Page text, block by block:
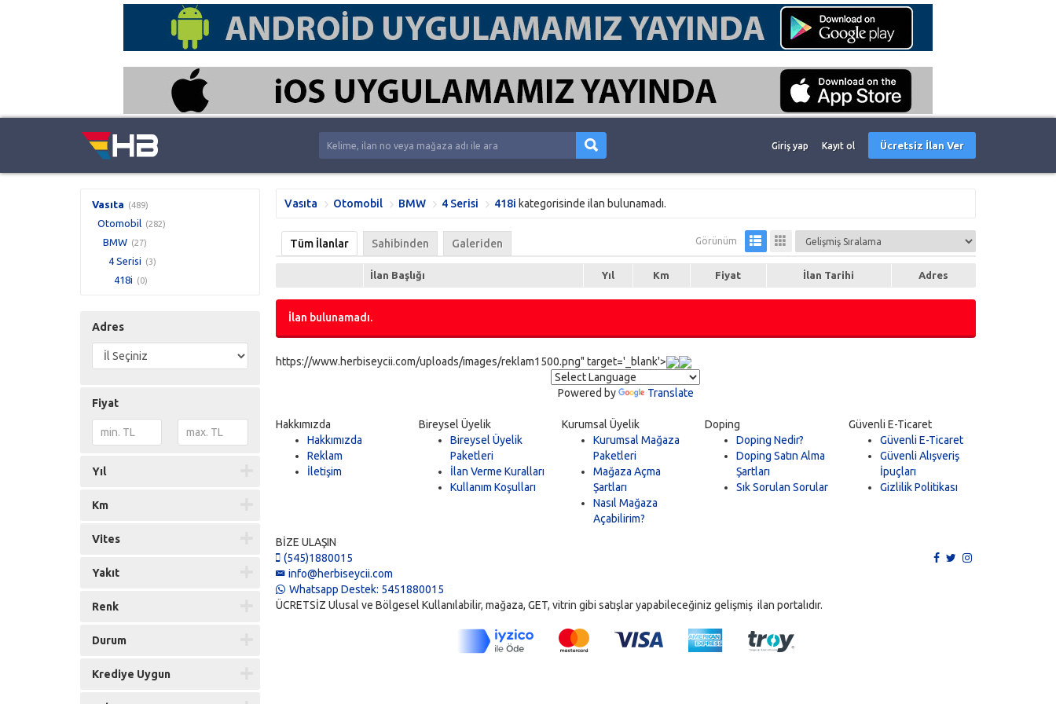
Giriş yap Kayıt ol Ücretsiz İlan Ver
Vasıta (489)
Otomobil (282)
BMW (27)
4 Serisi (3)
418i (0)
Adres
Fiyat
Yıl
Km
Vites
Yakıt
Renk
Durum
Krediye Uygun
Vasıta Otomobil BMW 4 Serisi 418i kategorisinde ilan bulunamadı.
Tüm İlanlar Sahibinden Galeriden Görünüm
İlan Başlığı Yıl Km Fiyat İlan Tarihi Adres
İlan bulunamadı.
https://www.herbiseycii.com/uploads/images/reklam1500.png" target='_blank'>
Powered by Translate
Hakkımızda
Hakkımızda
Reklam
İletişim
Bireysel Üyelik
Bireysel Üyelik
Paketleri
İlan Verme Kuralları
Kullanım Koşulları
Kurumsal Üyelik
Kurumsal Mağaza
Paketleri
Mağaza Açma
Şartları
Nasıl Mağaza
Açabilirim?
Doping
Doping Nedir?
Doping Satın Alma
Şartları
Sık Sorulan Sorular
Güvenli E-Ticaret
Güvenli E-Ticaret
Güvenli Alışveriş
İpuçları
Gizlilik Politikası
BİZE ULAŞIN
(545)1880015
info@herbiseycii.com
Whatsapp Destek: 5451880015
ÜCRETSİZ Ulusal ve Bölgesel Kullanılabilir, mağaza, GET, vitrin gibi satışlar yapabileceğiniz gelişmiş ilan portalıdır.